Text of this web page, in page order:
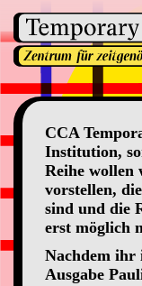
CCA
Institution,
Reihe wollen
vorstellen,
sind und die
erst möglich
Nachdem ihr
Ausgabe